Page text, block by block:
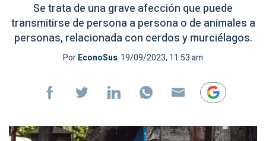
Se trata de una grave afección que puede
transmitirse de persona a persona o de animales a
personas, relacionada con cerdos y murciélagos.
PorEconoSus 19/09/2023, 11:53 am